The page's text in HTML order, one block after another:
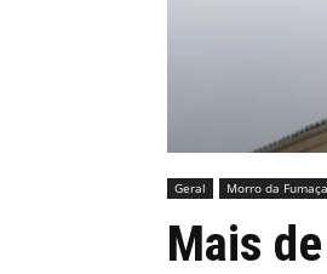
Geral Morro da Fumaça
Mais